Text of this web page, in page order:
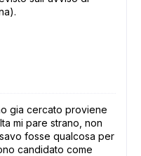
gia cercato proviene
mi pare strano, non
fosse qualcosa per
candidato come